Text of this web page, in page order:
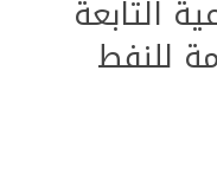
التابعة
للنفط